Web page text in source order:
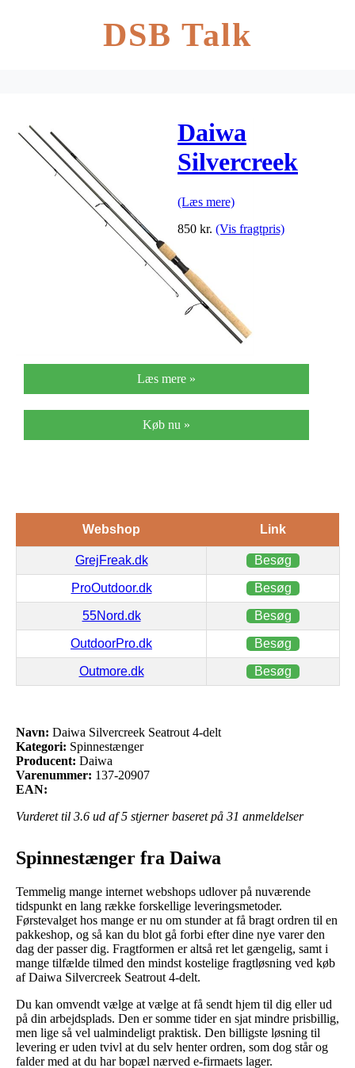
DSB Talk
Daiwa
Silvercreek
Seatrout 4-delt
(Læs mere)
850 kr. (Vis fragtpris)
Læs mere »
Køb nu »
Webshop Link
GrejFreak.dk Besøg
ProOutdoor.dk Besøg
55Nord.dk Besøg
OutdoorPro.dk Besøg
Outmore.dk Besøg
Navn: Daiwa Silvercreek Seatrout 4-delt
Kategori: Spinnestænger
Producent: Daiwa
Varenummer: 137-20907
EAN:
Vurderet til 3.6 ud af 5 stjerner baseret på 31 anmeldelser
Spinnestænger fra Daiwa
Temmelig mange internet webshops udlover på nuværende
tidspunkt en lang række forskellige leveringsmetoder.
Førstevalget hos mange er nu om stunder at få bragt ordren til en
pakkeshop, og så kan du blot gå forbi efter dine nye varer den
dag der passer dig. Fragtformen er altså ret let gængelig, samt i
mange tilfælde tilmed den mindst kostelige fragtløsning ved køb
af Daiwa Silvercreek Seatrout 4-delt.
Du kan omvendt vælge at vælge at få sendt hjem til dig eller ud
på din arbejdsplads. Den er somme tider en sjat mindre prisbillig,
men lige så vel ualmindeligt praktisk. Den billigste løsning til
levering er uden tvivl at du selv henter ordren, som dog står og
falder med at du har bopæl nærved e-firmaets lager.